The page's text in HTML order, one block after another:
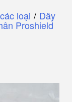
loại / Dây
Proshield